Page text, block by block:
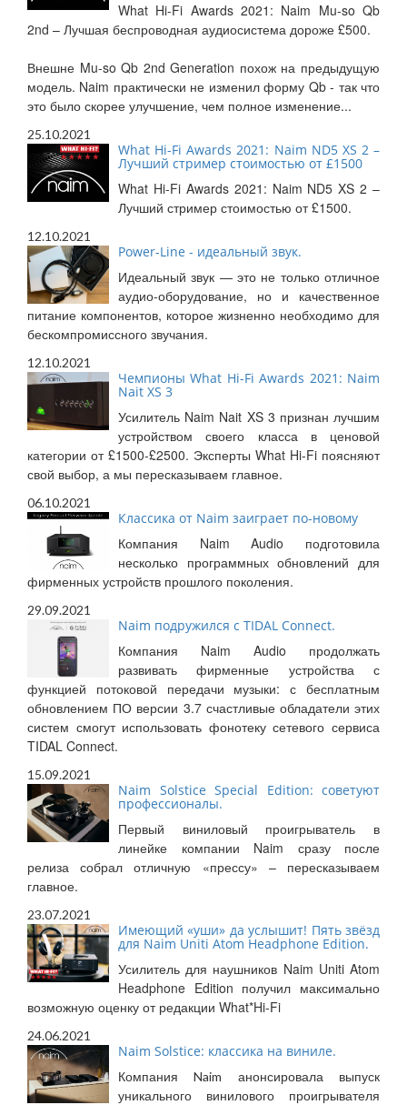
What Hi-Fi Awards 2021: Naim Mu-so Qb
2nd – Лучшая беспроводная аудиосистема дороже £500.
Внешне Mu-so Qb 2nd Generation похож на предыдущую
модель. Naim практически не изменил форму Qb - так что
это было скорее улучшение, чем полное изменение...
25.10.2021
What Hi-Fi Awards 2021: Naim ND5 XS 2 –
Лучший стример стоимостью от £1500
What Hi-Fi Awards 2021: Naim ND5 XS 2 –
Лучший стример стоимостью от £1500.
12.10.2021
Power-Line - идеальный звук.
Идеальный звук — это не только отличное
аудио-оборудование, но и качественное
питание компонентов, которое жизненно необходимо для
бескомпромиссного звучания.
12.10.2021
Чемпионы What Hi-Fi Awards 2021: Naim
Nait XS 3
Усилитель Naim Nait XS 3 признан лучшим
устройством своего класса в ценовой
категории от £1500-£2500. Эксперты What Hi-Fi поясняют
свой выбор, а мы пересказываем главное.
06.10.2021
Классика от Naim заиграет по-новому
Компания Naim Audio подготовила
несколько программных обновлений для
фирменных устройств прошлого поколения.
29.09.2021
Naim подружился с TIDAL Connect.
Компания Naim Audio продолжать
развивать фирменные устройства с
функцией потоковой передачи музыки: с бесплатным
обновлением ПО версии 3.7 счастливые обладатели этих
систем смогут использовать фонотеку сетевого сервиса
TIDAL Connect.
15.09.2021
Naim Solstice Special Edition: советуют
профессионалы.
Первый виниловый проигрыватель в
линейке компании Naim сразу после
релиза собрал отличную «прессу» – пересказываем
главное.
23.07.2021
Имеющий «уши» да услышит! Пять звёзд
для Naim Uniti Atom Headphone Edition.
Усилитель для наушников Naim Uniti Atom
Headphone Edition получил максимально
возможную оценку от редакции What*Hi-Fi
24.06.2021
Naim Solstice: классика на виниле.
Компания Naim анонсировала выпуск
уникального винилового проигрывателя